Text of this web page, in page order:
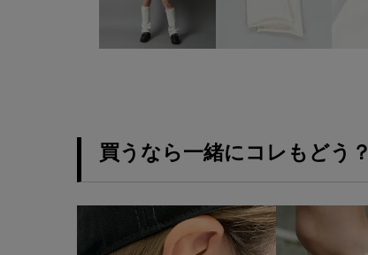
買うなら一緒にコレもどう？